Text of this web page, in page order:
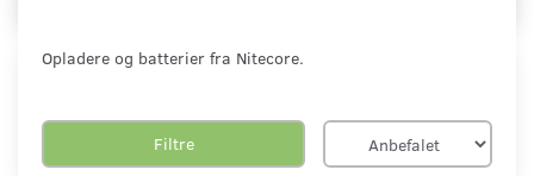
Opladere og batterier fra Nitecore.
Filtre